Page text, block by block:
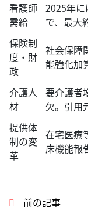
看護師
需給
2025年
で、最大
保険制
度・財
政
社会保障
能強化加
介護人
材
要介護者
欠。引用
提供体
制の変
革
在宅医療
床機能報
前の記事